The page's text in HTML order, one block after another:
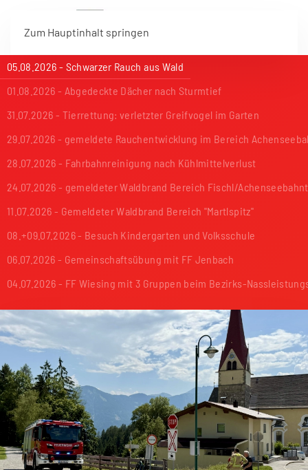
Zum Hauptinhalt springen
05.08.2026 - Schwarzer Rauch aus Wald
01.08.2026 - Abgedeckte Dächer nach Sturmtief
31.07.2026 - Tierrettung: verletzter Greifvogel im Garten
29.07.2026 - gemeldete Rauchentwicklung im Bereich
28.07.2026 - Fahrbahnreinigung nach Kühlmittelverlust
24.07.2026 - gemeldeter Waldbrand Bereich Fischl/
11.07.2026 - Gemeldeter Waldbrand Bereich "Martlspitz"
08.+09.07.2026 - Besuch Kindergarten und Volksschule
06.07.2026 - Gemeinschaftsübung mit FF Jenbach
04.07.2026 - FF Wiesing mit 3 Gruppen beim Bezirks-